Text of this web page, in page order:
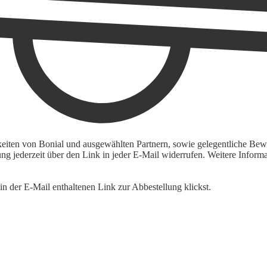
von Bonial und ausgewählten Partnern, sowie gelegentliche
jederzeit über den Link in jeder E-Mail widerrufen. Weitere
der E-Mail enthaltenen Link zur Abbestellung klickst.